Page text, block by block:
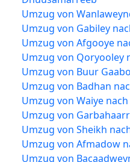
Umzug von
Umzug von Gabiley
Umzug von Afgooye
Umzug von Qoryooley
Umzug von Buur
Umzug von Badhan
Umzug von Waiye
Umzug von
Umzug von Sheikh
Umzug von Afmadow
Umzug von